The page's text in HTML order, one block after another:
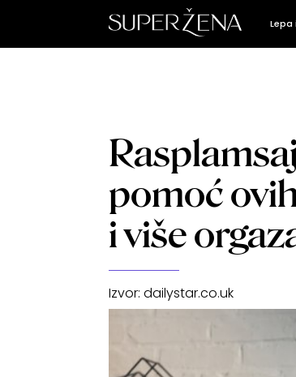
Lepa
pomoć
i više
Izvor: dailystar.co.uk